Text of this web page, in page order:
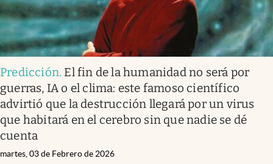
Predicción. El fin de la humanidad no será por
guerras, IA o el clima: este famoso científico
advirtió que la destrucción llegará por un virus
que habitará en el cerebro sin que nadie se dé
cuenta
martes, 03 de Febrero de 2026